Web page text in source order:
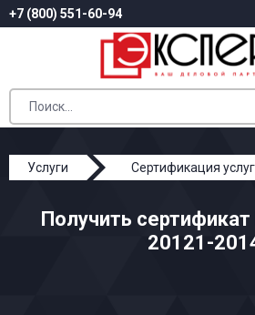
+7 (800) 551-60-94
Услуги
Сертификация услуг
Получить
20121-